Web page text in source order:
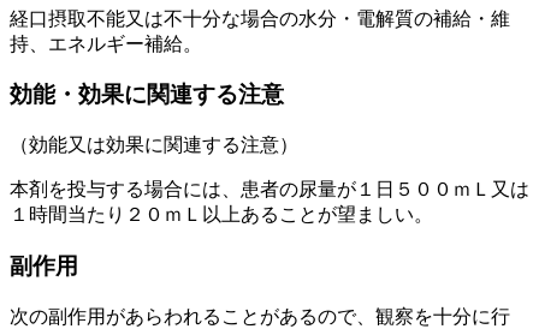
経口摂取不能又は不十分な場合の水分・電解質の補給・維
持、エネルギー補給。
効能・効果に関連する注意
（効能又は効果に関連する注意）
本剤を投与する場合には、患者の尿量が１日５００ｍＬ又は
１時間当たり２０ｍＬ以上あることが望ましい。
副作用
次の副作用があらわれることがあるので、観察を十分に行